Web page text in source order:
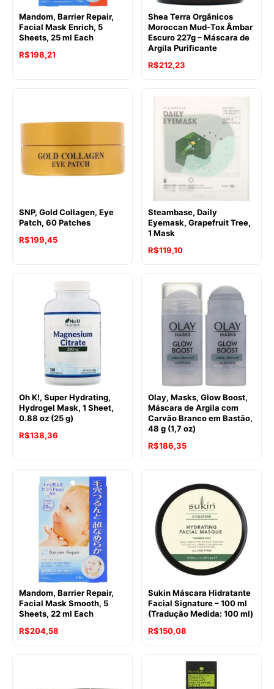
Mandom, Barrier Repair,
Facial Mask Enrich, 5
Sheets, 25 ml Each
R$198,21
Shea Terra Orgânicos
Moroccan Mud-Tox Âmbar
Escuro 227g – Máscara de
Argila Purificante
R$212,23
SNP, Gold Collagen, Eye
Patch, 60 Patches
R$199,45
Steambase, Daily
Eyemask, Grapefruit Tree,
1 Mask
R$119,10
Oh K!, Super Hydrating,
Hydrogel Mask, 1 Sheet,
0.88 oz (25 g)
R$138,36
Olay, Masks, Glow Boost,
Máscara de Argila com
Carvão Branco em Bastão,
48 g (1,7 oz)
R$186,35
Mandom, Barrier Repair,
Facial Mask Smooth, 5
Sheets, 22 ml Each
R$204,58
Sukin Máscara Hidratante
Facial Signature – 100 ml
(Tradução Medida: 100 ml)
R$150,08